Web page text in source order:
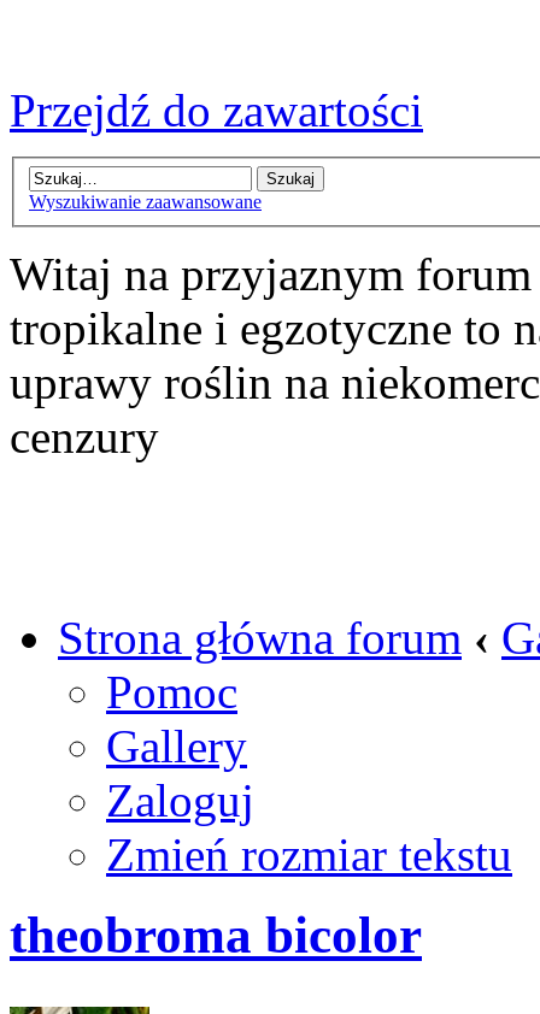
Przejdź do zawartości
Wyszukiwanie zaawansowane
Witaj na przyjaznym
tropikalne i egzotyczne to
uprawy roślin na
cenzury
Strona główna forum ‹
Pomoc
Gallery
Zaloguj
Zmień rozmiar tekstu
theobroma bicolor